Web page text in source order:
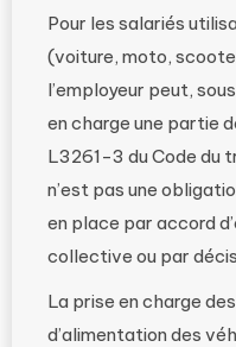
Pour les salariés
(voiture, moto,
l’employeur peut,
en charge une partie
L3261-3 du Code du
n’est pas une
en place par accord
collective ou par
La prise en charge
d’alimentation des